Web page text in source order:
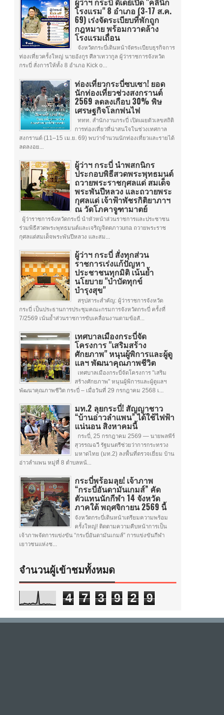
โรงแรม" 8 อำเภอ (3-17 ส.ค.
69) เร่งจัดระเบียบที่พักถูก
กฎหมาย พร้อมกวาดล้าง
โรงแรมเถื่อน
จังหวัดกระบี่เดินหน้าจัดระเบียบธุรกิจการ
ท่องเที่ยวครั้งใหญ่ นายอังกูร ศีลาเทวากูล ผู้ว่าราชการจังหวัด
กระบี่ สั่งการให้ทั้ง 8 อำเภอ Kick o...
ท่องเที่ยวกระบี่ซบเซา! ยอด
นักท่องเที่ยวช่วงสงกรานต์
2569 ลดลงเกือบ 30% พิษ
เศรษฐกิจโลกพ่นไฟ
ททท. สำนักงานกระบี่ เปิดเผยตัวเลขสถิติ
การท่องเที่ยวที่น่าสนใจในช่วงเทศกาล
สงกรานต์ (11–15 เม.ย. 69) พบว่าจำนวนนักท่องเที่ยวและรายได้
ลดลงอย...
ผู้ว่าฯ กระบี่ นำพสกนิกร
ประกอบพิธีสวดพระพุทธมนต์
ถวายพระราชกุศลแด่ สมเด็จ
พระพันปีหลวง และถวายพระ
กุศลแด่ เจ้าฟ้าพัชรกิติยาภาฯ
ณ วัดโภคาจูฑามาตย์
ผู้ว่าราชการจังหวัดกระบี่ นำหัวหน้าส่วนราชการและประชาชน
ร่วมพิธีสวดพระพุทธมนต์และเจริญจิตตภาวuna ถวายพระราช
กุศลแด่สมเด็จพระพันปีหลวง และสม...
ผู้ว่าฯ กระบี่ สั่งทุกส่วน
ราชการเร่งแก้ปัญหา
ประชาชนทุกมิติ เน้นย้ำ
นโยบาย "บำบัดทุกข์
บำรุงสุข"
สรุปสาระสำคัญ: ผู้ว่าราชการจังหวัด
กระบี่ เป็นประธานการประชุมคณะกรมการจังหวัดกระบี่ ครั้งที่
7/2569 เน้นย้ำส่วนราชการขับเคลื่อนงานตามข้อสั...
เทศบาลเมืองกระบี่จัด
โครงการ "เสริมสร้าง
ศักยภาพ" หนุนผู้พิการและผู้ดู
แลฯ พัฒนาคุณภาพชีวิต
เทศบาลเมืองกระบี่จัดโครงการ "เสริม
สร้างศักยภาพ" หนุนผู้พิการและผู้ดูแลฯ
พัฒนาคุณภาพชีวิต กระบี่ – เมื่อวันที่ 29 กรกฎาคม 2568 เ...
มท.2 ลุยกระบี่! สัญญาชาว
“บ้านอ่าวลำแพน” ได้ใช้ไฟฟ้า
แน่นอน สิงหาคมนี้
กระบี่, 25 กรกฎาคม 2569 — นายพลพีร์
สุวรรณฉวี รัฐมนตรีช่วยว่าการกระทรวง
มหาดไทย (มท.2) ลงพื้นที่ตรวจเยี่ยม บ้าน
อ่าวลำแพน หมู่ที่ 8 ตำบลหน้...
กระบี่พร้อมลุย! เจ้าภาพ
“กระบี่อันดามันเกมส์” คัด
ตัวแทนนักกีฬา 14 จังหวัด
ภาคใต้ พฤศจิกายน 2569 นี้
จังหวัดกระบี่เดินหน้าเตรียมความพร้อม
ครั้งใหญ่! ติดตามความคืบหน้าการเป็น
เจ้าภาพจัดการแข่งขัน “กระบี่อันดามันเกมส์” การแข่งขันกีฬา
เยาวชนแห่งช...
จำนวนผู้เข้าชมทั้งหมด
4 7 3 9 2 9